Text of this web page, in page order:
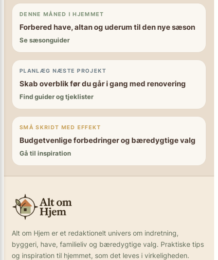
DENNE MÅNED I HJEMMET
Forbered have, altan og uderum til den nye sæson
Se sæsonguider
PLANLÆG NÆSTE PROJEKT
Skab overblik før du går i gang med renovering
Find guider og tjeklister
SMÅ SKRIDT MED EFFEKT
Budgetvenlige forbedringer og bæredygtige valg
Gå til inspiration
Alt om Hjem er et redaktionelt univers om indretning,
byggeri, have, familieliv og bæredygtige valg. Praktiske tips
og inspiration til hjemmet, som det leves i virkeligheden.